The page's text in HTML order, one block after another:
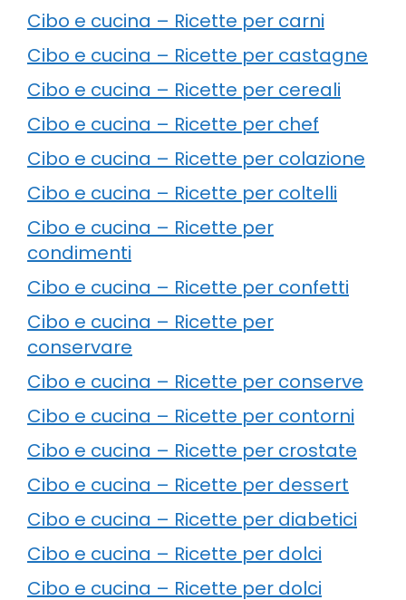
Cibo e cucina – Ricette per carni
Cibo e cucina – Ricette per castagne
Cibo e cucina – Ricette per cereali
Cibo e cucina – Ricette per chef
Cibo e cucina – Ricette per colazione
Cibo e cucina – Ricette per coltelli
Cibo e cucina – Ricette per
condimenti
Cibo e cucina – Ricette per confetti
Cibo e cucina – Ricette per
conservare
Cibo e cucina – Ricette per conserve
Cibo e cucina – Ricette per contorni
Cibo e cucina – Ricette per crostate
Cibo e cucina – Ricette per dessert
Cibo e cucina – Ricette per diabetici
Cibo e cucina – Ricette per dolci
Cibo e cucina – Ricette per dolci